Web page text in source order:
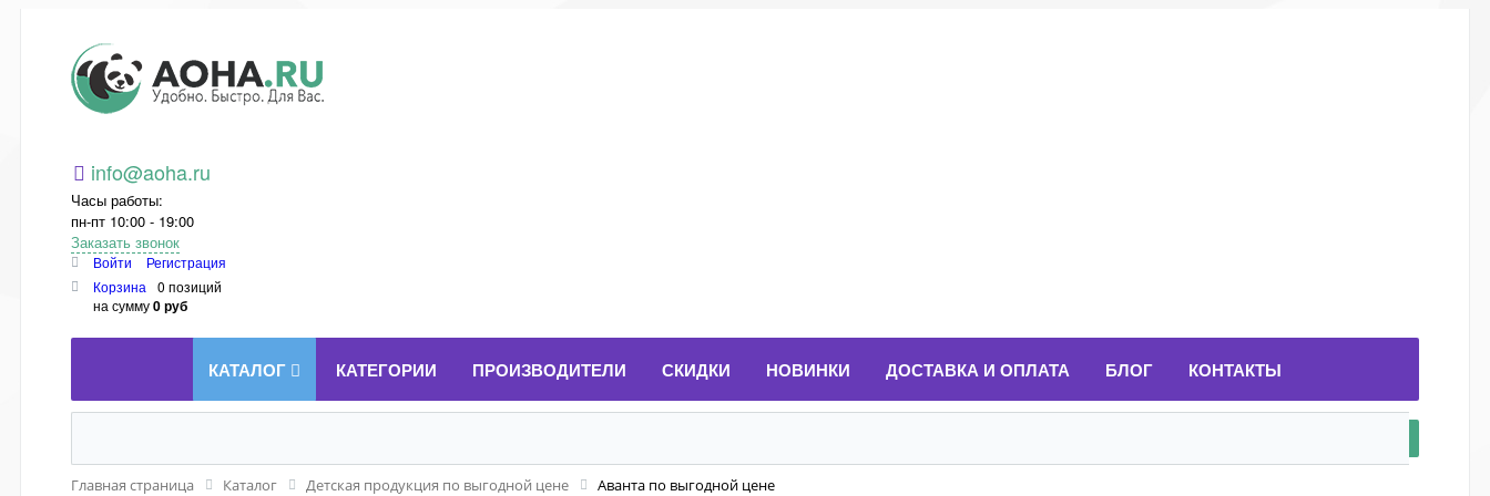
Aoha.ru
info@aoha.ru
Часы работы:
пн-пт 10:00 - 19:00
Заказать звонок
Войти
Регистрация
Корзина
0 позиций
на сумму0 руб
КАТАЛОГ КАТЕГОРИИ ПРОИЗВОДИТЕЛИ СКИДКИ НОВИНКИ ДОСТАВКА И ОПЛАТА БЛОГ КОНТАКТЫ
Главная страница Каталог Детская продукция по выгодной цене Аванта по выгодной цене